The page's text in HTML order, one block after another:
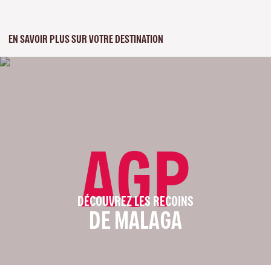
EN SAVOIR PLUS SUR VOTRE DESTINATION
AGP
DÉCOUVREZ LES RECOINS
DE MALAGA